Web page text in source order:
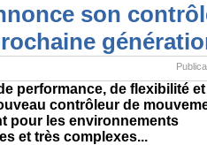
son
performance, de flexibilité
contrôleur de
pour les environnements
et très complexes...